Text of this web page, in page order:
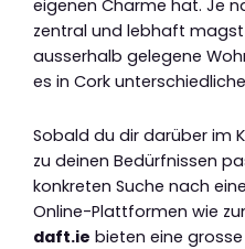
eigenen Charme hat. Je
zentral und lebhaft
ausserhalb gelegene
es in Cork
Sobald du dir darüber im
zu deinen Bedürfnissen
konkreten Suche nach
Online-Plattformen wie
daft.ie bieten eine